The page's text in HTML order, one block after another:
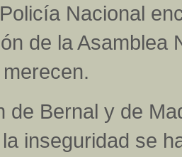
Nacional
de la Asamblea
de Bernal y de
inseguridad se